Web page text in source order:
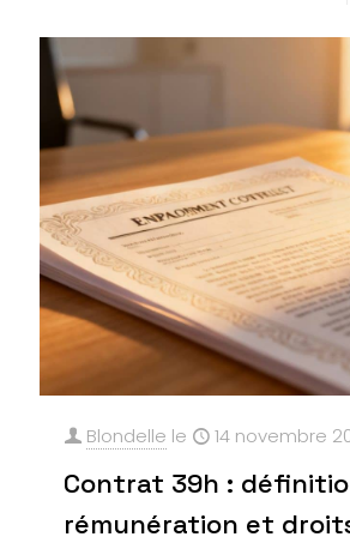
Blondelle le 14 novembre
Contrat 39h :
rémunération et